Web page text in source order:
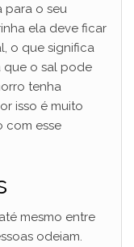
para o seu
ela deve ficar
o que significa
que o sal pode
tenha
isso é muito
com esse
mesmo entre
odeiam.